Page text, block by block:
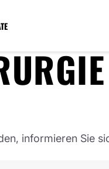
informieren Sie